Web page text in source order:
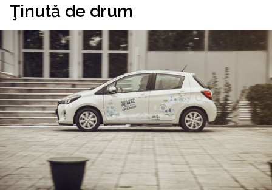
Ţinută de drum